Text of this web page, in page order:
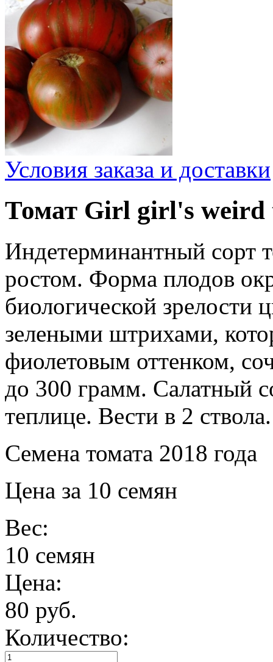
Условия заказа и доставки
Томат Girl girl's weird
Индетерминантный сорт
ростом. Форма плодов
биологической зрелости
зелеными штрихами,
фиолетовым оттенком,
до 300 грамм. Салатный
теплице. Вести в 2 ствола.
Семена томата 2018 года
Цена за 10 семян
Вес:
10 семян
Цена:
80 руб.
Количество: